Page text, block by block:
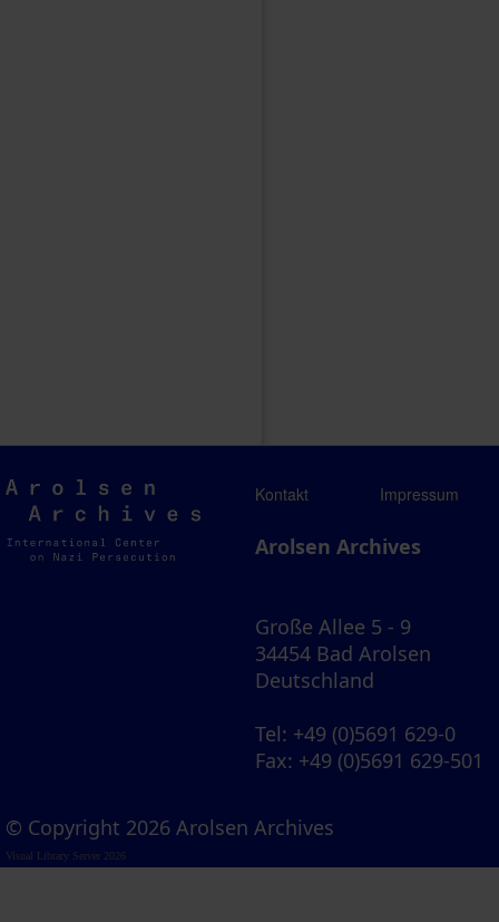
Arolsen
Archives
Kontakt Impressum
Arolsen Archives
Große Allee 5 - 9
34454 Bad Arolsen
Deutschland
Tel: +49 (0)5691 629-0
Fax: +49 (0)5691 629-501
© Copyright 2026 Arolsen Archives
Visual Library Server 2026